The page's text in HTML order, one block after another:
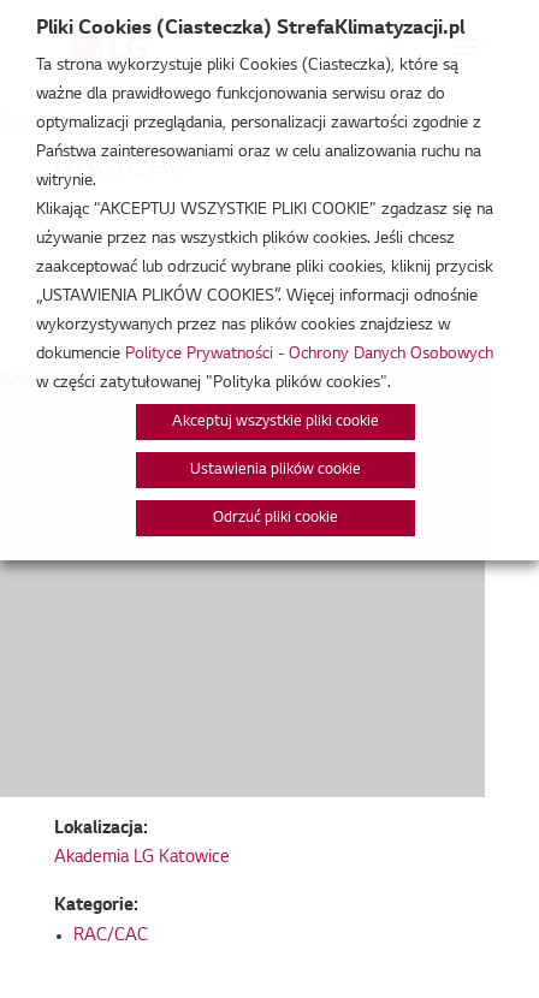
Strefa Klimatyzacji /Wydarzenia/RAC/CAC/RAC/CAC
RAC/CAC
cze 12, 2025
Data:12/06/2025
Godzina:9:00 - 14:00
Lokalizacja:
Akademia LG Katowice
Kategorie:
RAC/CAC
Pliki Cookies (Ciasteczka) StrefaKlimatyzacji.pl
Ta strona wykorzystuje pliki Cookies (Ciasteczka), które są
ważne dla prawidłowego funkcjonowania serwisu oraz do
optymalizacji przeglądania, personalizacji zawartości zgodnie z
Państwa zainteresowaniami oraz w celu analizowania ruchu na
witrynie.
Klikając "AKCEPTUJ WSZYSTKIE PLIKI COOKIE" zgadzasz się na
używanie przez nas wszystkich plików cookies. Jeśli chcesz
zaakceptować lub odrzucić wybrane pliki cookies, kliknij przycisk
„USTAWIENIA PLIKÓW COOKIES”. Więcej informacji odnośnie
wykorzystywanych przez nas plików cookies znajdziesz w
dokumencie Polityce Prywatności - Ochrony Danych Osobowych
w części zatytułowanej "Polityka plików cookies".
Akceptuj wszystkie pliki cookie
Ustawienia plików cookie
Odrzuć pliki cookie